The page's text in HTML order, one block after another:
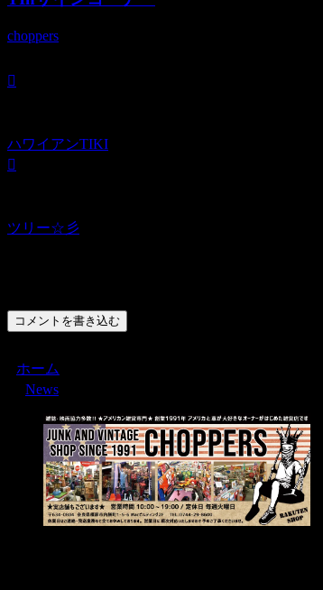
choppers
ハワイアンTIKI
ツリー☆彡
コメントを書き込む
ホーム
News